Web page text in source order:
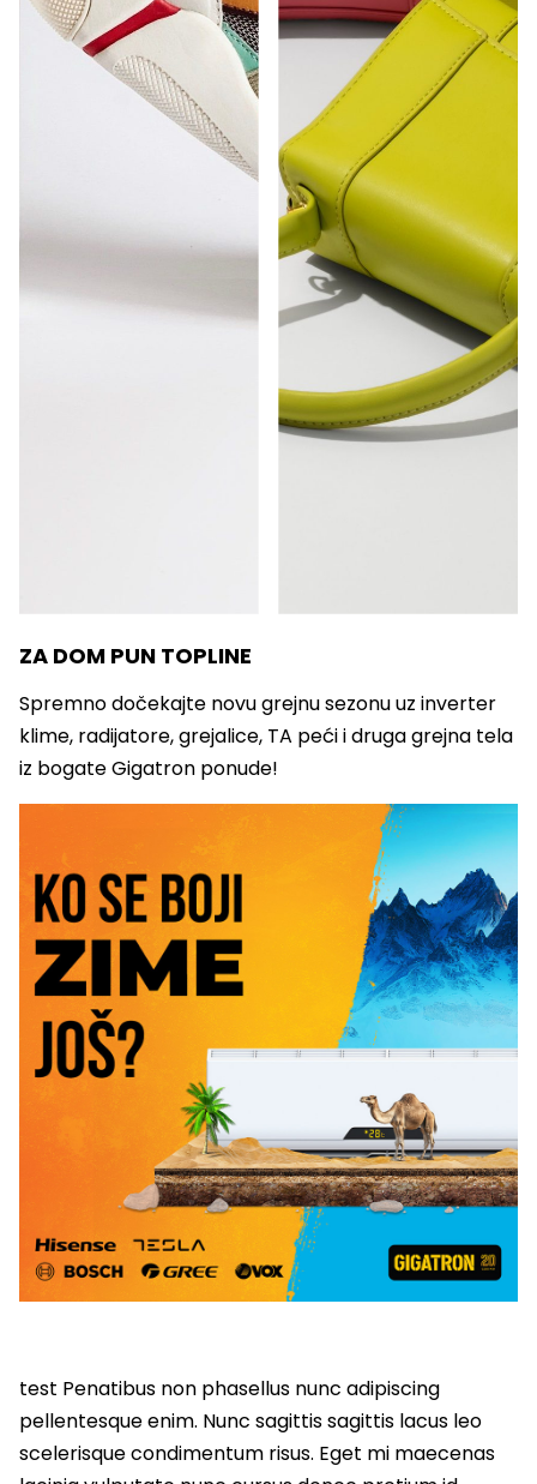
ZA DOM PUN TOPLINE
Spremno dočekajte novu grejnu sezonu uz inverter
klime, radijatore, grejalice, TA peći i druga grejna tela
iz bogate Gigatron ponude!
test Penatibus non phasellus nunc adipiscing
pellentesque enim. Nunc sagittis sagittis lacus leo
scelerisque condimentum risus. Eget mi maecenas